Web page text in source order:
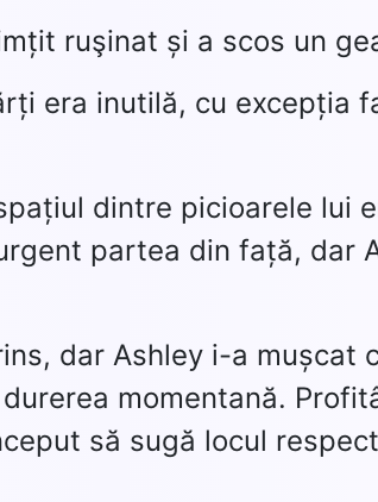
ruşinat și a scos un
era inutilă, cu excepția
dintre picioarele lui
partea din față, dar
dar Ashley i-a mușcat
momentană.
să sugă locul